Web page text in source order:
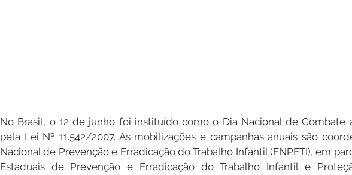
No Brasil, o 12 de junho foi instituído como o Dia Nacional de Combate
pela Lei Nº 11.542/2007. As mobilizações e campanhas anuais são
Nacional de Prevenção e Erradicação do Trabalho Infantil (FNPETI), em
Estaduais de Prevenção e Erradicação do Trabalho Infantil e